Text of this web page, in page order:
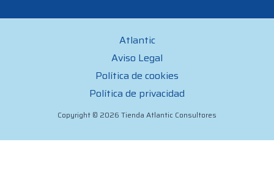
Atlantic
Aviso Legal
Política de cookies
Política de privacidad
Copyright © 2026 Tienda Atlantic Consultores